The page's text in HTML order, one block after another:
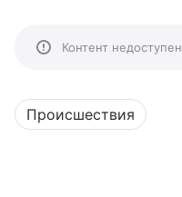
Контент недоступен
Происшествия